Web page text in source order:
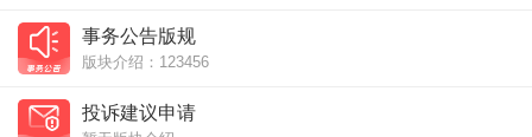
事务公告版规
版块介绍：123456
投诉建议申请